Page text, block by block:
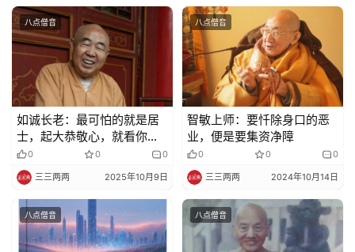
八点僧音
如诚长老：最可怕的就是居
士，起大恭敬心，就看你出
家人动不动心。
0 0 0
三三两两 2025年10月9日
八点僧音
智敏上师：要忏除身口的恶
业，便是要集资净障
0 0 0
三三两两 2024年10月14日
八点僧音 八点僧音